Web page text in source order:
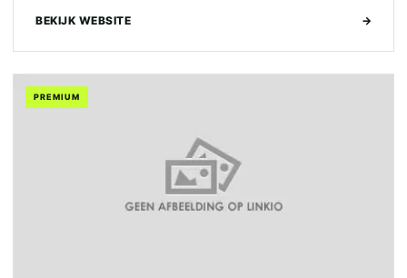
BEKIJK WEBSITE →
PREMIUM